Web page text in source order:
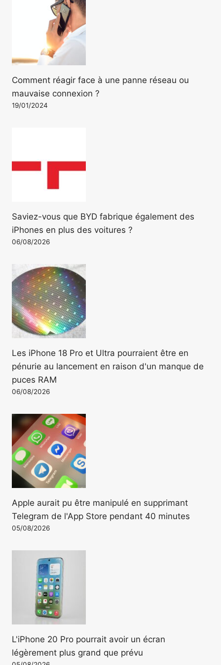
Comment réagir face à une panne réseau ou
mauvaise connexion ?
19/01/2024
Saviez-vous que BYD fabrique également des
iPhones en plus des voitures ?
06/08/2026
Les iPhone 18 Pro et Ultra pourraient être en
pénurie au lancement en raison d'un manque de
puces RAM
06/08/2026
Apple aurait pu être manipulé en supprimant
Telegram de l'App Store pendant 40 minutes
05/08/2026
L'iPhone 20 Pro pourrait avoir un écran
légèrement plus grand que prévu